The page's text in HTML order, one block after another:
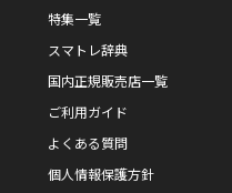
特集一覧
スマトレ辞典
国内正規販売店一覧
ご利用ガイド
よくある質問
個人情報保護方針